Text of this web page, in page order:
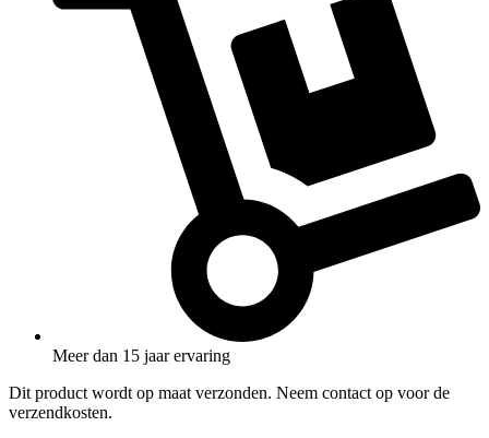
Meer dan 15 jaar ervaring
Dit product wordt op maat verzonden. Neem contact op voor de
verzendkosten.